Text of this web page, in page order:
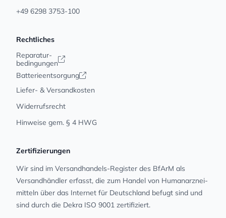
+49 6298 3753-100
Rechtliches
Reparatur-
bedingungen
Batterieentsorgung
Liefer- & Versandkosten
Widerrufsrecht
Hinweise gem. § 4 HWG
Zertifizierungen
Wir sind im Versandhandels-Register des BfArM als
Versandhändler erfasst, die zum Handel von Human­arz­nei­
mit­teln über das Internet für Deutschland befugt sind und
sind durch die Dekra ISO 9001 zertifiziert.